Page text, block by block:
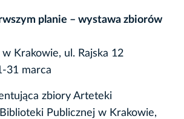
planie – wystawa zbiorów
Krakowie, ul. Rajska 12
31 marca
zbiory Arteteki
Publicznej w Krakowie,